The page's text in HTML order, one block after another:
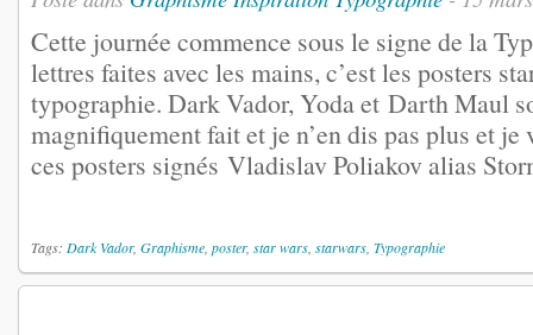
Cette journée commence sous le signe de la
lettres faites avec les mains, c’est les posters
typographie. Dark Vador, Yoda et Darth Maul
magnifiquement fait et je n’en dis pas plus et
ces posters signés Vladislav Poliakov alias
Tags: Dark Vador, Graphisme poster, star wars starwars Typographie